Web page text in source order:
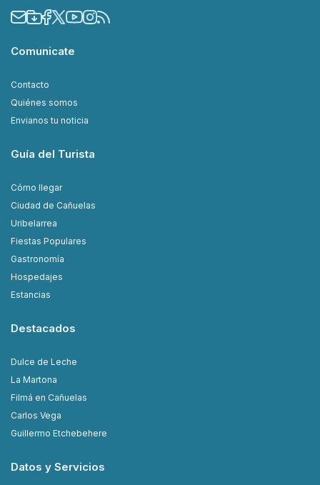
Comunicate
Contacto
Quiénes somos
Envianos tu noticia
Guía del Turista
Cómo llegar
Ciudad de Cañuelas
Uribelarrea
Fiestas Populares
Gastronomía
Hospedajes
Estancias
Destacados
Dulce de Leche
La Martona
Filmá en Cañuelas
Carlos Vega
Guillermo Etchebehere
Datos y Servicios